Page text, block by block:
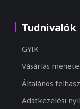
Tudnivalók
GYIK
Vásárlás menete
Általános
Adatkezelési